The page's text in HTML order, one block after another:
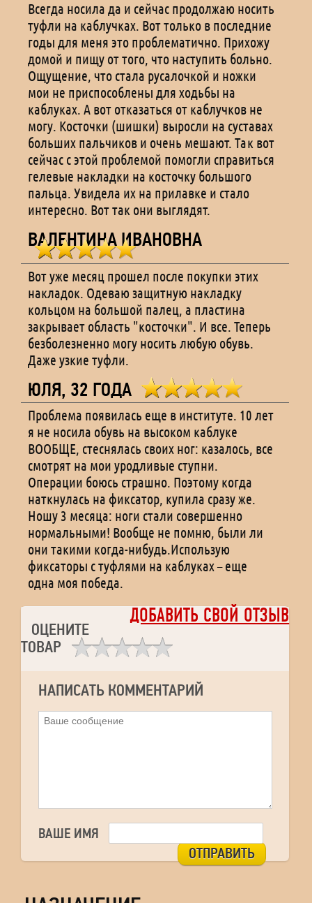
Всегда носила да и сейчас продолжаю носить
туфли на каблучках. Вот только в последние
годы для меня это проблематично. Прихожу
домой и пищу от того, что наступить больно.
Ощущение, что стала русалочкой и ножки
мои не приспособлены для ходьбы на
каблуках. А вот отказаться от каблучков не
могу. Косточки (шишки) выросли на суставах
больших пальчиков и очень мешают. Так вот
сейчас с этой проблемой помогли справиться
гелевые накладки на косточку большого
пальца. Увидела их на прилавке и стало
интересно. Вот так они выглядят.
ВАЛЕНТИНА ИВАНОВНА
Вот уже месяц прошел после покупки этих
накладок. Одеваю защитную накладку
кольцом на большой палец, а пластина
закрывает область "косточки". И все. Теперь
безболезненно могу носить любую обувь.
Даже узкие туфли.
ЮЛЯ, 32 ГОДА
Проблема появилась еще в институте. 10 лет
я не носила обувь на высоком каблуке
ВООБЩЕ, стеснялась своих ног: казалось, все
смотрят на мои уродливые ступни.
Операции боюсь страшно. Поэтому когда
наткнулась на фиксатор, купила сразу же.
Ношу 3 месяца: ноги стали совершенно
нормальными! Вообще не помню, были ли
они такими когда-нибудь.Использую
фиксаторы с туфлями на каблуках – еще
одна моя победа.
ДОБАВИТЬ СВОЙ ОТЗЫВ
ОЦЕНИТЕ
ТОВАР
НАПИСАТЬ КОММЕНТАРИЙ
ВАШЕ ИМЯ
ОТПРАВИТЬ